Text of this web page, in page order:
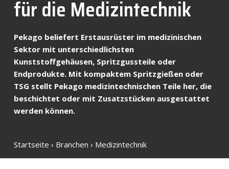
für die Medizintechnik
Pekago beliefert Erstausrüster im medizinischen
Sektor mit unterschiedlichsten
Kunststoffgehäusen, Spritzgussteile oder
Endprodukte. Mit kompaktem Spritzgießen oder
TSG stellt Pekago medizintechnischen Teile her, die
beschichtet oder mit Zusatzstücken ausgestattet
werden können.
Startseite › Branchen › Medizintechnik